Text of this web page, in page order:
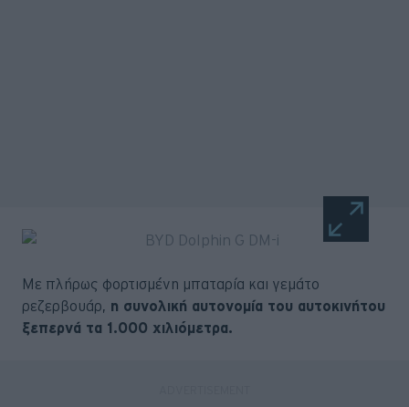
Με πλήρως φορτισμένη μπαταρία και γεμάτο
ρεζερβουάρ, η συνολική αυτονομία του αυτοκινήτου
ξεπερνά τα 1.000 χιλιόμετρα.